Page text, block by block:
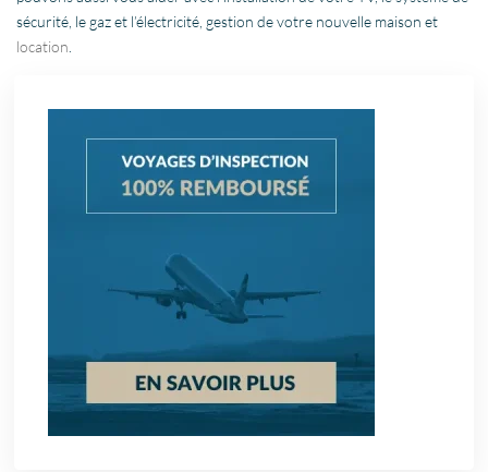
sécurité, le gaz et l’électricité, gestion de votre nouvelle maison et
location